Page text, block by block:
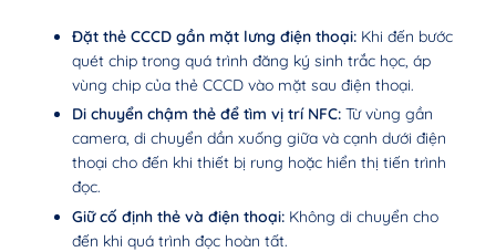
Đặt thẻ CCCD gần mặt lưng điện thoại: Khi đến bước
quét chip trong quá trình đăng ký sinh trắc học, áp
vùng chip của thẻ CCCD vào mặt sau điện thoại.
Di chuyển chậm thẻ để tìm vị trí NFC: Từ vùng gần
camera, di chuyển dần xuống giữa và cạnh dưới điện
thoại cho đến khi thiết bị rung hoặc hiển thị tiến trình
đọc.
Giữ cố định thẻ và điện thoại: Không di chuyển cho
đến khi quá trình đọc hoàn tất.